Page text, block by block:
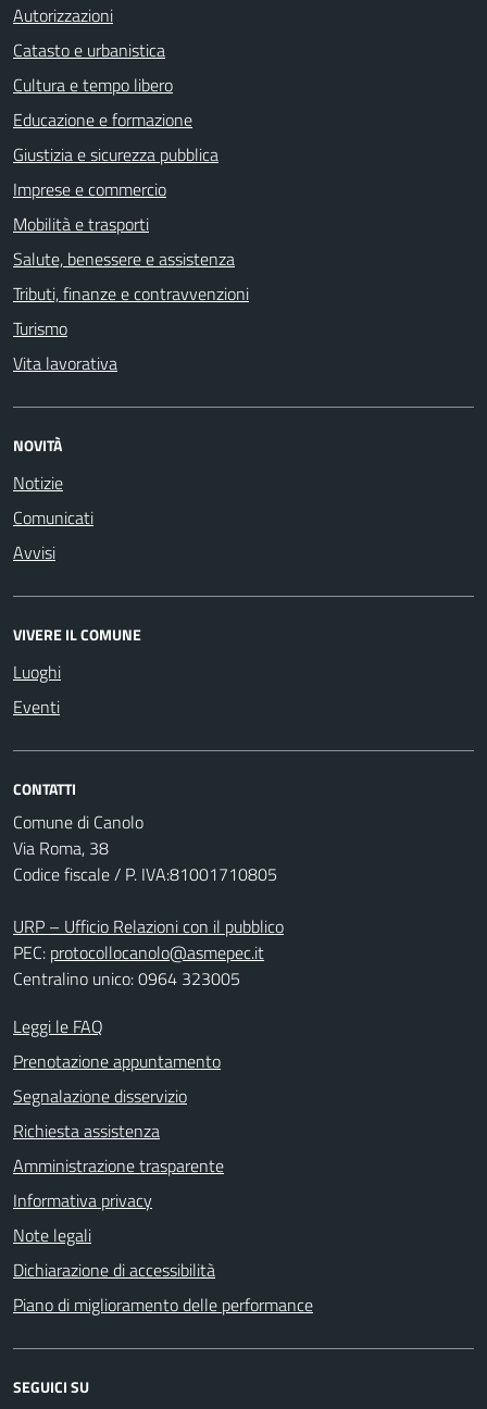
Autorizzazioni
Catasto e urbanistica
Cultura e tempo libero
Educazione e formazione
Giustizia e sicurezza pubblica
Imprese e commercio
Mobilità e trasporti
Salute, benessere e assistenza
Tributi, finanze e contravvenzioni
Turismo
Vita lavorativa
NOVITÀ
Notizie
Comunicati
Avvisi
VIVERE IL COMUNE
Luoghi
Eventi
CONTATTI
Comune di Canolo
Via Roma, 38
Codice fiscale / P. IVA:81001710805
URP – Ufficio Relazioni con il pubblico
PEC: protocollocanolo@asmepec.it
Centralino unico: 0964 323005
Leggi le FAQ
Prenotazione appuntamento
Segnalazione disservizio
Richiesta assistenza
Amministrazione trasparente
Informativa privacy
Note legali
Dichiarazione di accessibilità
Piano di miglioramento delle performance
SEGUICI SU